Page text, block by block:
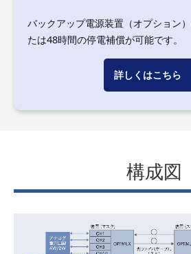
バックアップ電源装置（オプション
たは48時間の停電補償が可能です。
詳しくはこちら
構成図